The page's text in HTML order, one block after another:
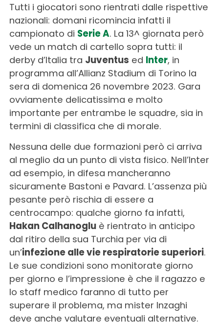
Tutti i giocatori sono rientrati dalle rispettive
nazionali: domani ricomincia infatti il
campionato di Serie A. La 13^ giornata però
vede un match di cartello sopra tutti: il
derby d’Italia tra Juventus ed Inter, in
programma all’Allianz Stadium di Torino la
sera di domenica 26 novembre 2023. Gara
ovviamente delicatissima e molto
importante per entrambe le squadre, sia in
termini di classifica che di morale.
Nessuna delle due formazioni però ci arriva
al meglio da un punto di vista fisico. Nell’Inter
ad esempio, in difesa mancheranno
sicuramente Bastoni e Pavard. L’assenza più
pesante però rischia di essere a
centrocampo: qualche giorno fa infatti,
Hakan Calhanogluè rientrato in anticipo
dal ritiro della sua Turchia per via di
un’infezione alle vie respiratorie superiori.
Le sue condizioni sono monitorate giorno
per giorno e l’impressione è che il ragazzo e
lo staff medico faranno di tutto per
superare il problema, ma mister Inzaghi
deve anche valutare eventuali alternative.